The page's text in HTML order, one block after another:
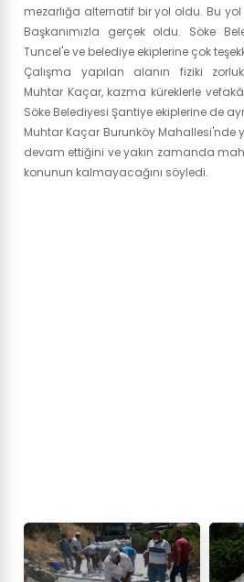
mezarlığa alternatif bir yol oldu. Bu
Başkanımızla gerçek oldu. Söke
Tuncel'e ve belediye ekiplerine çok
Çalışma yapılan alanın fiziki
Muhtar Kaçar, kazma küreklerle
Söke Belediyesi Şantiye ekiplerine de
Muhtar Kaçar Burunköy Mahallesi'nde
devam ettiğini ve yakın zamanda
konunun kalmayacağını söyledi.